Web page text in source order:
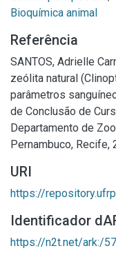
Bioquímica animal
Referência
SANTOS, Adrielle
zeólita natural
parâmetros
de Conclusão de
Departamento de
Pernambuco, Recife,
URI
https://
Identificador
https://n2t.net/ark:/